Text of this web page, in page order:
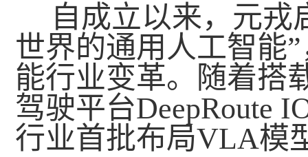
自成立以来，元戎
世界的通用人工智能
能行业变革。随着搭
驾驶平台DeepRoute
行业首批布局VLA模